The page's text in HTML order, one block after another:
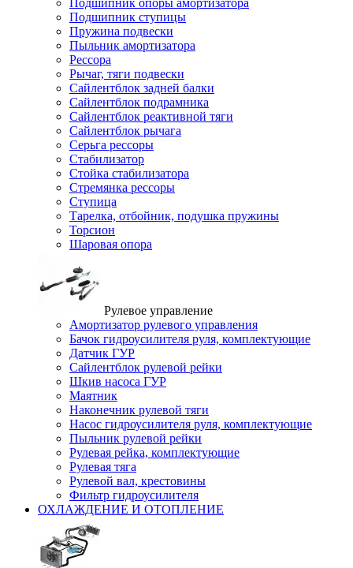
Подшипник опоры амортизатора
Подшипник ступицы
Пружина подвески
Пыльник амортизатора
Рессора
Рычаг, тяги подвески
Сайлентблок задней балки
Сайлентблок подрамника
Сайлентблок реактивной тяги
Сайлентблок рычага
Серьга рессоры
Стабилизатор
Стойка стабилизатора
Стремянка рессоры
Ступица
Тарелка, отбойник, подушка пружины
Торсион
Шаровая опора
Рулевое управление
Амортизатор рулевого управления
Бачок гидроусилителя руля, комплектующие
Датчик ГУР
Сайлентблок рулевой рейки
Шкив насоса ГУР
Маятник
Наконечник рулевой тяги
Насос гидроусилителя руля, комплектующие
Пыльник рулевой рейки
Рулевая рейка, комплектующие
Рулевая тяга
Рулевой вал, крестовины
Фильтр гидроусилителя
ОХЛАЖДЕНИЕ И ОТОПЛЕНИЕ